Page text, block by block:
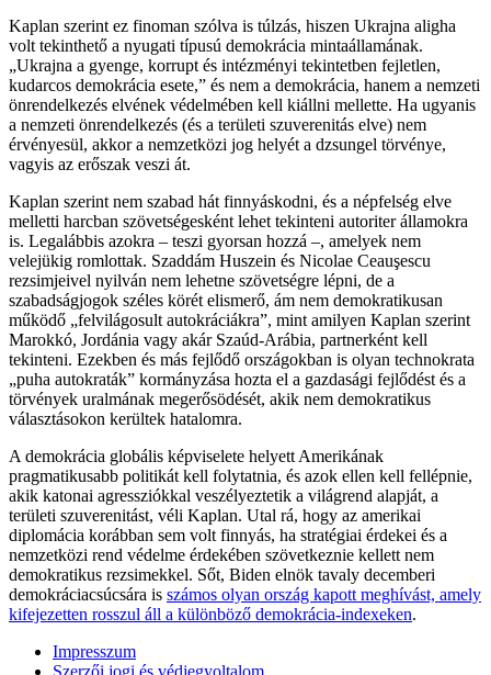
Kaplan szerint ez finoman szólva is túlzás, hiszen Ukrajna aligha
volt tekinthető a nyugati típusú demokrácia mintaállamának.
„Ukrajna a gyenge, korrupt és intézményi tekintetben fejletlen,
kudarcos demokrácia esete,” és nem a demokrácia, hanem a nemzeti
önrendelkezés elvének védelmében kell kiállni mellette. Ha ugyanis
a nemzeti önrendelkezés (és a területi szuverenitás elve) nem
érvényesül, akkor a nemzetközi jog helyét a dzsungel törvénye,
vagyis az erőszak veszi át.
Kaplan szerint nem szabad hát finnyáskodni, és a népfelség elve
melletti harcban szövetségesként lehet tekinteni autoriter államokra
is. Legalábbis azokra – teszi gyorsan hozzá –, amelyek nem
velejükig romlottak. Szaddám Huszein és Nicolae Ceauşescu
rezsimjeivel nyilván nem lehetne szövetségre lépni, de a
szabadságjogok széles körét elismerő, ám nem demokratikusan
működő „felvilágosult autokráciákra”, mint amilyen Kaplan szerint
Marokkó, Jordánia vagy akár Szaúd-Arábia, partnerként kell
tekinteni. Ezekben és más fejlődő országokban is olyan technokrata
„puha autokraták” kormányzása hozta el a gazdasági fejlődést és a
törvények uralmának megerősödését, akik nem demokratikus
választásokon kerültek hatalomra.
A demokrácia globális képviselete helyett Amerikának
pragmatikusabb politikát kell folytatnia, és azok ellen kell fellépnie,
akik katonai agressziókkal veszélyeztetik a világrend alapját, a
területi szuverenitást, véli Kaplan. Utal rá, hogy az amerikai
diplomácia korábban sem volt finnyás, ha stratégiai érdekei és a
nemzetközi rend védelme érdekében szövetkeznie kellett nem
demokratikus rezsimekkel. Sőt, Biden elnök tavaly decemberi
demokráciacsúcsára is számos olyan ország kapott meghívást, amely
kifejezetten rosszul áll a különböző demokrácia-indexeken.
Impresszum
Szerzői jogi és védjegyoltalom